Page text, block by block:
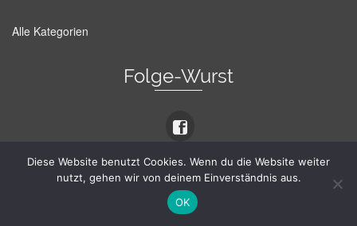
Alle Kategorien
Folge-Wurst
Kein Unsinn
Diese Website benutzt Cookies. Wenn du die Website weiter
nutzt, gehen wir von deinem Einverständnis aus.
OK